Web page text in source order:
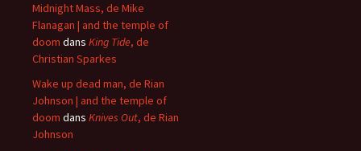
Midnight Mass, de Mike
Flanagan | and the temple of
doom dans King Tide, de
Christian Sparkes
Wake up dead man, de Rian
Johnson | and the temple of
doom dans Knives Out, de Rian
Johnson